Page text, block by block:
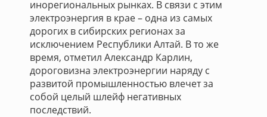
инорегиональных рынках. В связи с этим
электроэнергия в крае – одна из самых
дорогих в сибирских регионах за
исключением Республики Алтай. В то же
время, отметил Александр Карлин,
дороговизна электроэнергии наряду с
развитой промышленностью влечет за
собой целый шлейф негативных
последствий.